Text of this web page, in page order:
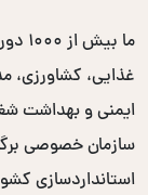
ما
غذایی، کشاورزی،
ایمنی و بهداشت
استانداردسازی